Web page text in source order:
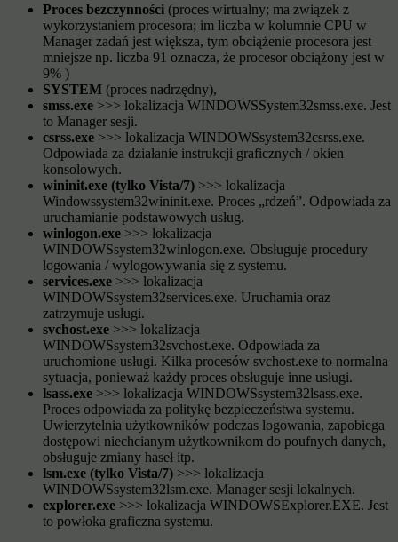
Proces bezczynności (proces wirtualny; ma związek z
wykorzystaniem procesora; im liczba w kolumnie CPU w
Manager zadań jest większa, tym obciążenie procesora jest
mniejsze np. liczba 91 oznacza, że procesor obciążony jest w
9% )
SYSTEM (proces nadrzędny),
smss.exe >>> lokalizacja WINDOWSSystem32smss.exe. Jest
to Manager sesji.
csrss.exe >>> lokalizacja WINDOWSsystem32csrss.exe.
Odpowiada za działanie instrukcji graficznych / okien
konsolowych.
wininit.exe (tylko Vista/7) >>> lokalizacja
Windowssystem32wininit.exe. Proces „rdzeń”. Odpowiada za
uruchamianie podstawowych usług.
winlogon.exe >>> lokalizacja
WINDOWSsystem32winlogon.exe. Obsługuje procedury
logowania / wylogowywania się z systemu.
services.exe >>> lokalizacja
WINDOWSsystem32services.exe. Uruchamia oraz
zatrzymuje usługi.
svchost.exe >>> lokalizacja
WINDOWSsystem32svchost.exe. Odpowiada za
uruchomione usługi. Kilka procesów svchost.exe to normalna
sytuacja, ponieważ każdy proces obsługuje inne usługi.
lsass.exe >>> lokalizacja WINDOWSsystem32lsass.exe.
Proces odpowiada za politykę bezpieczeństwa systemu.
Uwierzytelnia użytkowników podczas logowania, zapobiega
dostępowi niechcianym użytkownikom do poufnych danych,
obsługuje zmiany haseł itp.
lsm.exe (tylko Vista/7) >>> lokalizacja
WINDOWSsystem32lsm.exe. Manager sesji lokalnych.
explorer.exe >>> lokalizacja WINDOWSExplorer.EXE. Jest
to powłoka graficzna systemu.